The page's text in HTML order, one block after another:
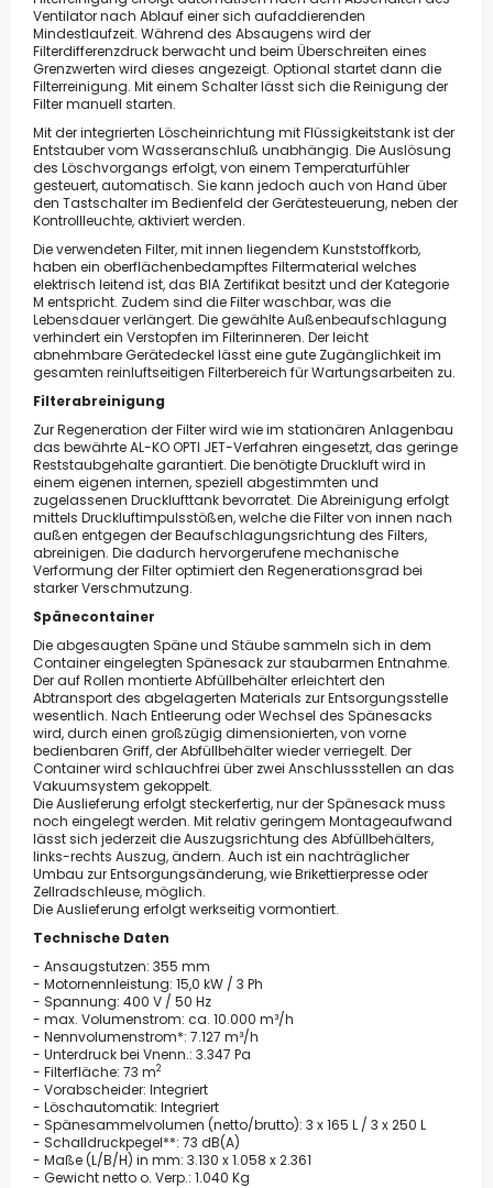
Ventilator nach Ablauf einer sich aufaddierenden
Mindestlaufzeit. Während des Absaugens wird der
Filterdifferenzdruck berwacht und beim Überschreiten eines
Grenzwerten wird dieses angezeigt. Optional startet dann die
Filterreinigung. Mit einem Schalter lässt sich die Reinigung der
Filter manuell starten.
Mit der integrierten Löscheinrichtung mit Flüssigkeitstank ist der
Entstauber vom Wasseranschluß unabhängig. Die Auslösung
des Löschvorgangs erfolgt, von einem Temperaturfühler
gesteuert, automatisch. Sie kann jedoch auch von Hand über
den Tastschalter im Bedienfeld der Gerätesteuerung, neben der
Kontrollleuchte, aktiviert werden.
Die verwendeten Filter, mit innen liegendem Kunststoffkorb,
haben ein oberflächenbedampftes Filtermaterial welches
elektrisch leitend ist, das BIA Zertifikat besitzt und der Kategorie
M entspricht. Zudem sind die Filter waschbar, was die
Lebensdauer verlängert. Die gewählte Außenbeaufschlagung
verhindert ein Verstopfen im Filterinneren. Der leicht
abnehmbare Gerätedeckel lässt eine gute Zugänglichkeit im
gesamten reinluftseitigen Filterbereich für Wartungsarbeiten zu.
Filterabreinigung
Zur Regeneration der Filter wird wie im stationären Anlagenbau
das bewährte AL-KO OPTI JET-Verfahren eingesetzt, das geringe
Reststaubgehalte garantiert. Die benötigte Druckluft wird in
einem eigenen internen, speziell abgestimmten und
zugelassenen Drucklufttank bevorratet. Die Abreinigung erfolgt
mittels Druckluftimpulsstößen, welche die Filter von innen nach
außen entgegen der Beaufschlagungsrichtung des Filters,
abreinigen. Die dadurch hervorgerufene mechanische
Verformung der Filter optimiert den Regenerationsgrad bei
starker Verschmutzung.
Spänecontainer
Die abgesaugten Späne und Stäube sammeln sich in dem
Container eingelegten Spänesack zur staubarmen Entnahme.
Der auf Rollen montierte Abfüllbehälter erleichtert den
Abtransport des abgelagerten Materials zur Entsorgungsstelle
wesentlich. Nach Entleerung oder Wechsel des Spänesacks
wird, durch einen großzügig dimensionierten, von vorne
bedienbaren Griff, der Abfüllbehälter wieder verriegelt. Der
Container wird schlauchfrei über zwei Anschlussstellen an das
Vakuumsystem gekoppelt.
Die Auslieferung erfolgt steckerfertig, nur der Spänesack muss
noch eingelegt werden. Mit relativ geringem Montageaufwand
lässt sich jederzeit die Auszugsrichtung des Abfüllbehälters,
links-rechts Auszug, ändern. Auch ist ein nachträglicher
Umbau zur Entsorgungsänderung, wie Brikettierpresse oder
Zellradschleuse, möglich.
Die Auslieferung erfolgt werkseitig vormontiert.
Technische Daten
- Ansaugstutzen: 355 mm
- Motornennleistung: 15,0 kW / 3 Ph
- Spannung: 400 V / 50 Hz
- max. Volumenstrom: ca. 10.000 m³/h
- Nennvolumenstrom*: 7.127 m³/h
- Unterdruck bei Vnenn.: 3.347 Pa
- Filterfläche: 73 m2
- Vorabscheider: Integriert
- Löschautomatik: Integriert
- Spänesammelvolumen (netto/brutto): 3 x 165 L / 3 x 250 L
- Schalldruckpegel**: 73 dB(A)
- Maße (L/B/H) in mm: 3.130 x 1.058 x 2.361
- Gewicht netto o. Verp.: 1.040 Kg